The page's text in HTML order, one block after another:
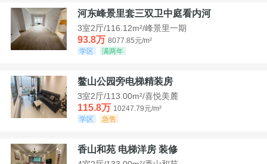
河东峰景里套三双卫中庭看内河
3室2厅/116.12m²/峰景里一期
93.8万 8077.85元/m²
学区
满两年
鳌山公园旁电梯精装房
3室2厅/113.00m²/喜悦美麓
115.8万 10247.79元/m²
学区
急售
香山和苑 电梯洋房 装修